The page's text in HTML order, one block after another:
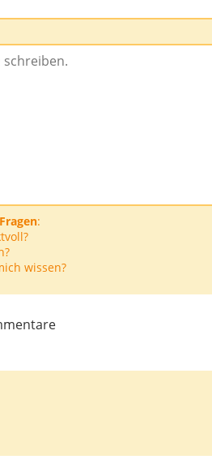
Fragen:
wissen?